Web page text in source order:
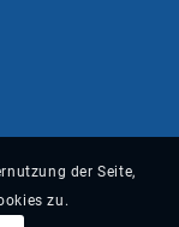
der Seite,
zu.